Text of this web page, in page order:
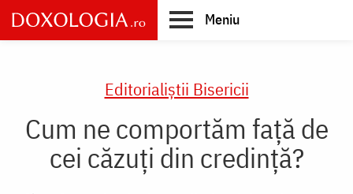
Skip
to
main
Meniu
Editorialiștii Bisericii
Cum ne comportăm față de
cei căzuți din credință?